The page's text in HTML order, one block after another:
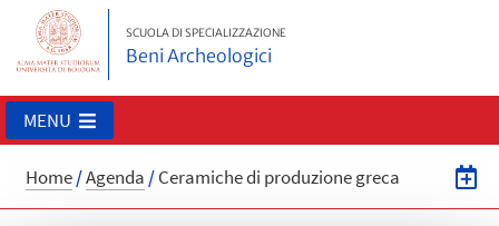
SCUOLA DI SPECIALIZZAZIONE
Beni Archeologici
MENU
Home/Agenda /Ceramiche di produzione greca